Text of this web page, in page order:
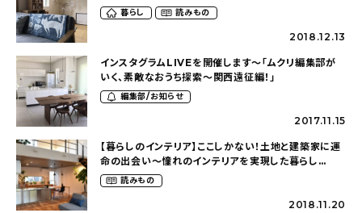
ん、hibiiroさん）
暮らし 読みもの
2018.12.13
インスタグラムLIVEを開催します〜「ムクリ編集部が
いく、素敵なおうち探索〜関西遠征編！」
編集部/お知らせ
2017.11.15
【暮らしのインテリア】ここしかない！土地と建築家に運
命の出会い～憧れのインテリアを実現した暮らし
（2452risaさん）
読みもの
2018.11.20